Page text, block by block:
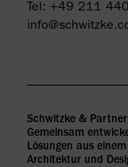
Tel: +49 211
Schwitzke & Partner
Gemeinsam
Lösungen aus
Architektur und